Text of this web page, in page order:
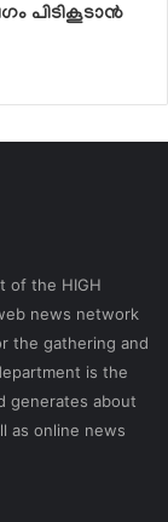
പിടികൂടാന്‍
of the HIGH
news network
the gathering and
is the
generates about
as online news